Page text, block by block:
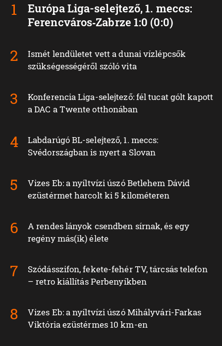
Európa Liga-selejtező, 1. meccs:
Ferencváros‑Zabrze 1:0 (0:0)
Ismét lendületet vett a dunai vízlépcsők
szükségességéről szóló vita
Konferencia Liga-selejtező: fél tucat gólt kapott
a DAC a Twente otthonában
Labdarúgó BL-selejtező, 1. meccs:
Svédországban is nyert a Slovan
Vizes Eb: a nyíltvízi úszó Betlehem Dávid
ezüstérmet harcolt ki 5 kilométeren
A rendes lányok csendben sírnak, és egy
regény más(ik) élete
Szódásszifon, fekete-fehér TV, tárcsás telefon
– retro kiállítás Perbenyíkben
Vizes Eb: a nyíltvízi úszó Mihályvári-Farkas
Viktória ezüstérmes 10 km-en